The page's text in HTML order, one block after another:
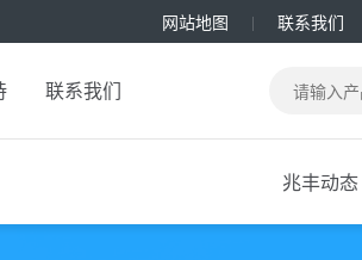
网站地图 联系我们
联系我们
兆丰动态